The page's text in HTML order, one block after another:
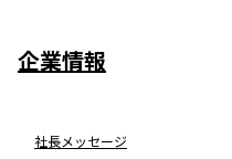
企業情報
社長メッセージ